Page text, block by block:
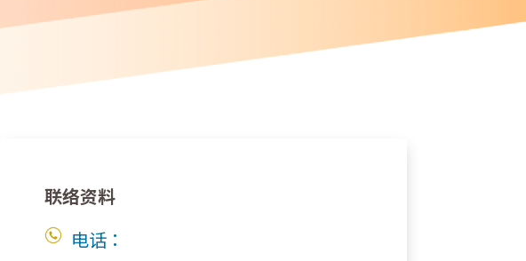
联络资料
电话：